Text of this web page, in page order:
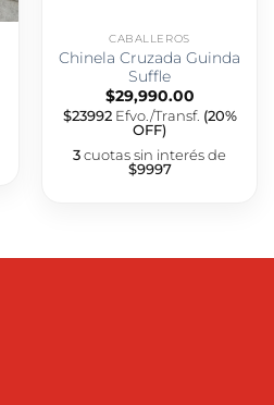
CABALLEROS
Chinela Cruzada Guinda
Suffle
$29,990.00
$23992Efvo./Transf. (20%
OFF)
3cuotas sin interés de
$9997